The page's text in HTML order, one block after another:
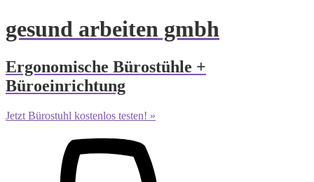
gesund arbeiten gmbh
Ergonomische Bürostühle +
Büroeinrichtung
Jetzt Bürostuhl kostenlos testen! »